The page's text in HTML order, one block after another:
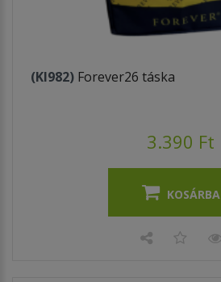
(KI982) Forever26 táska
3.390 Ft
KOSÁRBA